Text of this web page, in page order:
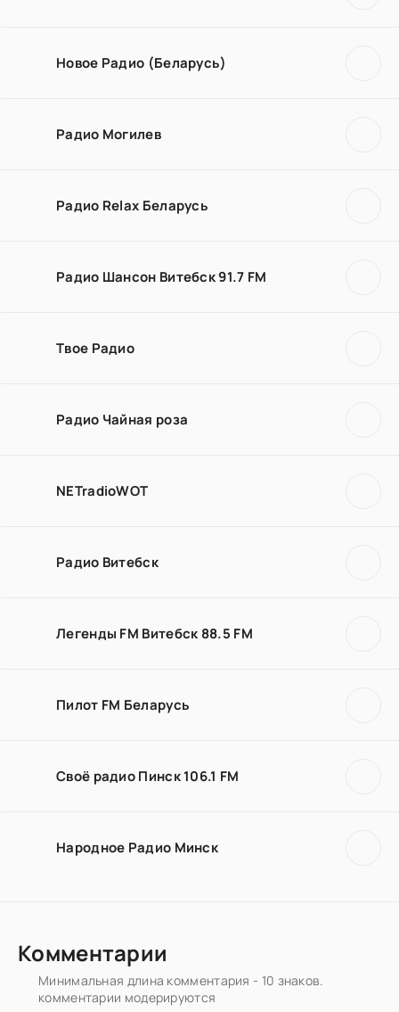
Новое Радио (Беларусь)
Радио Могилев
Радио Relax Беларусь
Радио Шансон Витебск 91.7 FM
Твое Радио
Радио Чайная роза
NETradioWOT
Радио Витебск
Легенды FM Витебск 88.5 FM
Пилот FM Беларусь
Своё радио Пинск 106.1 FM
Народное Радио Минск
Комментарии
Минимальная длина комментария - 10 знаков.
комментарии модерируются